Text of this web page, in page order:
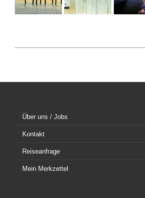
Über uns / Jobs
Kontakt
Reiseanfrage
Mein Merkzettel